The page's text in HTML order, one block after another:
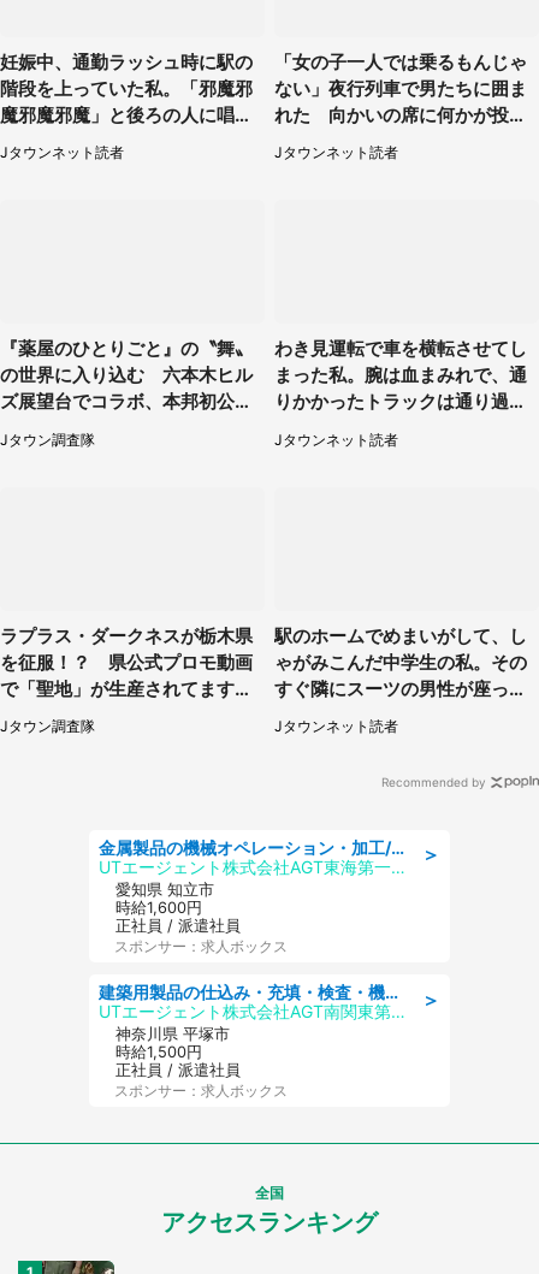
妊娠中、通勤ラッシュ時に駅の
階段を上っていた私。「邪魔邪
魔邪魔邪魔」と後ろの人に唱え
られて（神奈川県・30代女性）
Jタウンネット読者
「女の子一人では乗るもんじゃ
ない」夜行列車で男たちに囲ま
れた 向かいの席に何かが投げ
られて（秋田県・60代女性）
Jタウンネット読者
『薬屋のひとりごと』の〝舞〟
の世界に入り込む 六本木ヒル
ズ展望台でコラボ、本邦初公開
の「猫猫像」も【8／1～10／2
6】
Jタウン調査隊
わき見運転で車を横転させてし
まった私。腕は血まみれで、通
りかかったトラックは通り過ぎ
ていき...（福岡県・30代女性）
Jタウンネット読者
ラプラス・ダークネスが栃木県
を征服！？ 県公式プロモ動画
で「聖地」が生産されてます【7
／31～1／31】
Jタウン調査隊
駅のホームでめまいがして、し
ゃがみこんだ中学生の私。その
すぐ隣にスーツの男性が座って
きて（千葉県・20代女性）
Jタウンネット読者
Recommended by
＞
金属製品の機械オペレーション・加工/寮完備/日払い/工場・製造
UTエージェント株式会社AGT東海第一CU
愛知県 知立市
時給1,600円
正社員 / 派遣社員
スポンサー：求人ボックス
＞
建築用製品の仕込み・充填・検査・機械操作/寮完備/日払い/工場・製造
UTエージェント株式会社AGT南関東第二CU
神奈川県 平塚市
時給1,500円
正社員 / 派遣社員
スポンサー：求人ボックス
全国
アクセスランキング